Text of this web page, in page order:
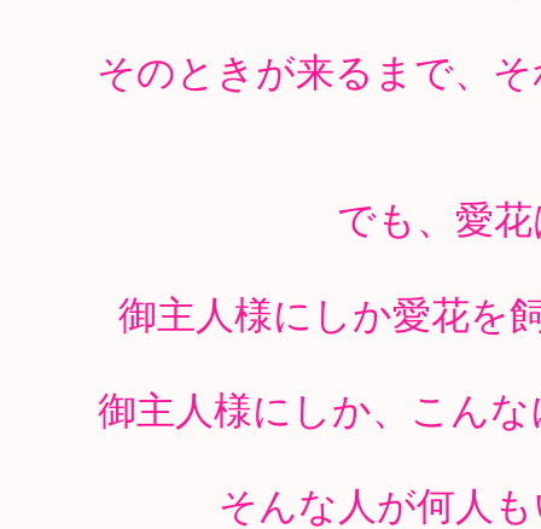
そのときが来るまで、
でも、愛
御主人様にしか愛花を
御主人様にしか、こん
そんな人が何人